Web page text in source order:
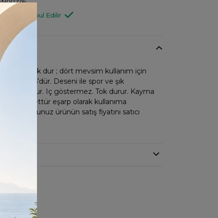
Kabul Edilir
pamuk dur ; dört mevsim kullanım için
95*95'dür. Deseni ile spor ve şık
dik durur. Iç göstermez. Tok durur. Kayma
; tesettür eşarp olarak kullanıma
olduğunuz ürünün satış fiyatını satıcı